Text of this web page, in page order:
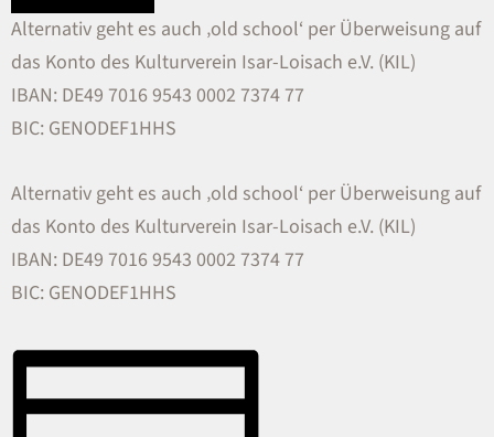
Alternativ geht es auch ‚old school‘ per Überweisung auf
das Konto des Kulturverein Isar-Loisach e.V. (KIL)
IBAN: DE49 7016 9543 0002 7374 77
BIC: GENODEF1HHS
Alternativ geht es auch ‚old school‘ per Überweisung auf
das Konto des Kulturverein Isar-Loisach e.V. (KIL)
IBAN: DE49 7016 9543 0002 7374 77
BIC: GENODEF1HHS